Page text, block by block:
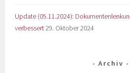
Update (05.11.2024):
verbessert29. Oktober 2024
Archiv